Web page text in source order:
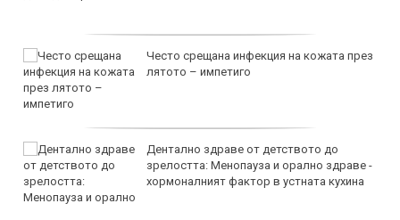
Често срещана инфекция на кожата през
лятото – импетиго
Дентално здраве от детството до
зрелостта: Менопауза и орално здраве -
хормоналният фактор в устната кухина